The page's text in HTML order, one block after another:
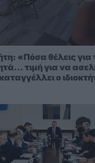
«Πόσα θέλεις για
τιμή για να
ο